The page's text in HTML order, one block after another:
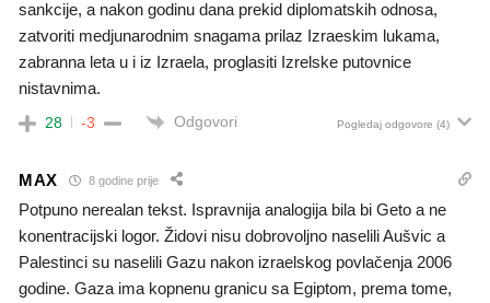
sankcije, a nakon godinu dana prekid diplomatskih odnosa,
zatvoriti medjunarodnim snagama prilaz Izraeskim lukama,
zabranna leta u i iz Izraela, proglasiti Izrelske putovnice
nistavnima.
28 -3 Odgovori Pogledaj odgovore (4)
MAX 8 godine prije
Potpuno nerealan tekst. Ispravnija analogija bila bi Geto a ne
konentracijski logor. Židovi nisu dobrovoljno naselili Aušvic a
Palestinci su naselili Gazu nakon izraelskog povlačenja 2006
godine. Gaza ima kopnenu granicu sa Egiptom, prema tome,